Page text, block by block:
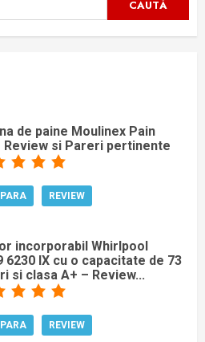
de paine Moulinex Pain
Review si Pareri pertinente
REVIEW
incorporabil Whirlpool
6230 IX cu o capacitate de 73
si clasa A+ – Review...
REVIEW